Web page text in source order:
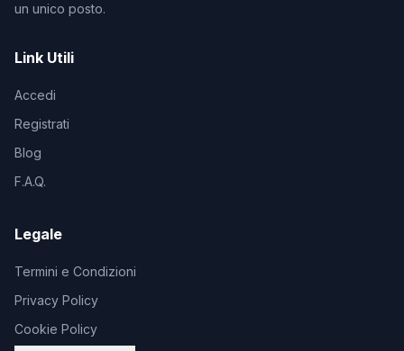
un unico posto.
Link Utili
Accedi
Registrati
Blog
F.A.Q.
Legale
Termini e Condizioni
Privacy Policy
Cookie Policy